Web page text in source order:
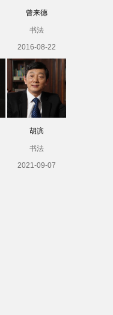
曾来德
书法
2016-08-22
胡滨
书法
2021-09-07